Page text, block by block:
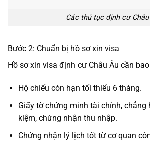
Các thủ tục định cư
Bước 2: Chuẩn bị hồ sơ xin visa
Hồ sơ xin visa định cư Châu Âu cần
Hộ chiếu còn hạn tối thiểu 6 tháng.
Giấy tờ chứng minh tài chính, chẳng
kiệm, chứng nhận thu nhập.
Chứng nhận lý lịch tốt từ cơ quan